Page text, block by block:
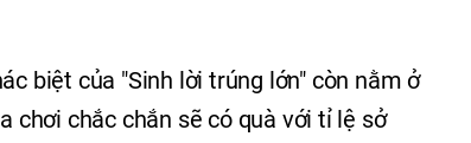
biệt của "Sinh lời trúng lớn" còn nằm ở
chơi chắc chắn sẽ có quà với tỉ lệ sở